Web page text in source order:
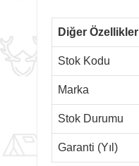
Diğer Özellikler
Stok Kodu
Marka
Stok Durumu
Garanti (Yıl)